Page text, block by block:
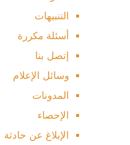
التنبيهات
أسئلة مكررة
إتصل بنا
وسائل الإعلام
المدونات
الإحصاء
الإبلاغ عن حادثة